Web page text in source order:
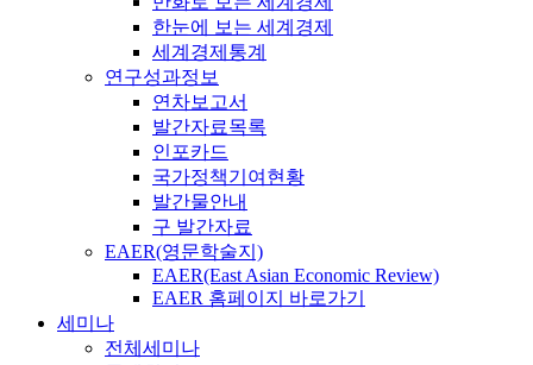
한눈에 보는 세계경제
세계경제통계
연구성과정보
연차보고서
발간자료목록
인포카드
국가정책기여현황
발간물안내
구 발간자료
EAER(영문학술지)
EAER(East Asian Economic Review)
EAER 홈페이지 바로가기
세미나
전체세미나